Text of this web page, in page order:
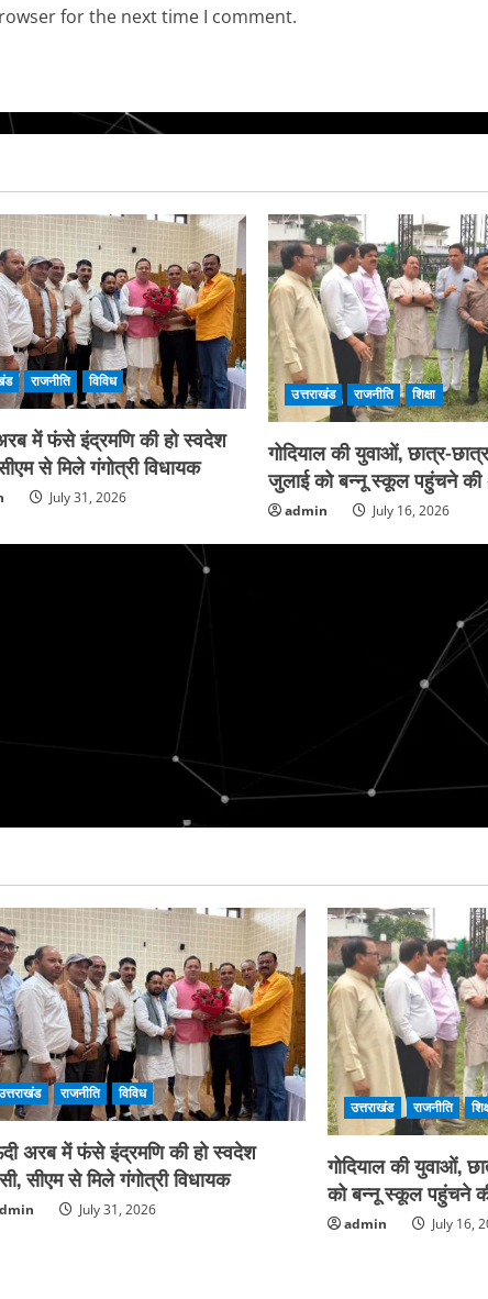
for the next time I comment.
राजनीति विविध
में फंसे इंद्रमणि की हो स्वदेश
से मिले गंगोत्री विधायक
July 31, 2026
उत्तराखंड राजनीति शिक्षा
गोदियाल की युवाओं, छात्र-
जुलाई को बन्नू स्कूल पहुंचने
admin July 16, 2026
राजनीति विविध
अरब में फंसे इंद्रमणि की हो स्वदेश
सीएम से मिले गंगोत्री विधायक
July 31, 2026
उत्तराखंड राजनीति
गोदियाल की युवाओं,
को बन्नू स्कूल पहुंचने
admin July 16,